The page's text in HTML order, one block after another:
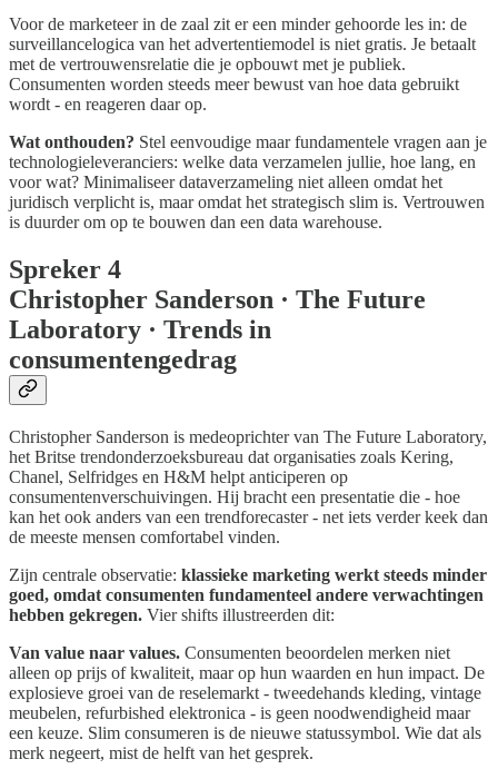
Voor de marketeer in de zaal zit er een minder gehoorde les in: de
surveillancelogica van het advertentiemodel is niet gratis. Je betaalt
met de vertrouwensrelatie die je opbouwt met je publiek.
Consumenten worden steeds meer bewust van hoe data gebruikt
wordt - en reageren daar op.
Wat onthouden? Stel eenvoudige maar fundamentele vragen aan je
technologieleveranciers: welke data verzamelen jullie, hoe lang, en
voor wat? Minimaliseer dataverzameling niet alleen omdat het
juridisch verplicht is, maar omdat het strategisch slim is. Vertrouwen
is duurder om op te bouwen dan een data warehouse.
Spreker 4
Christopher Sanderson · The Future
Laboratory · Trends in
consumentengedrag
Christopher Sanderson is medeoprichter van The Future Laboratory,
het Britse trendonderzoeksbureau dat organisaties zoals Kering,
Chanel, Selfridges en H&M helpt anticiperen op
consumentenverschuivingen. Hij bracht een presentatie die - hoe
kan het ook anders van een trendforecaster - net iets verder keek dan
de meeste mensen comfortabel vinden.
Zijn centrale observatie: klassieke marketing werkt steeds minder
goed, omdat consumenten fundamenteel andere verwachtingen
hebben gekregen. Vier shifts illustreerden dit:
Van value naar values. Consumenten beoordelen merken niet
alleen op prijs of kwaliteit, maar op hun waarden en hun impact. De
explosieve groei van de reselemarkt - tweedehands kleding, vintage
meubelen, refurbished elektronica - is geen noodwendigheid maar
een keuze. Slim consumeren is de nieuwe statussymbol. Wie dat als
merk negeert, mist de helft van het gesprek.